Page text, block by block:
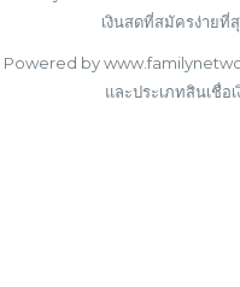
เงินสดที่สมัครง่ายที่
Powered by
และประเภทสินเชื่